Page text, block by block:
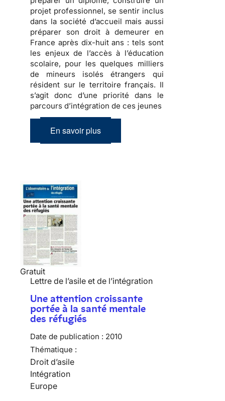
projet professionnel, se sentir inclus
dans la société d’accueil mais aussi
préparer son droit à demeurer en
France après dix-huit ans : tels sont
les enjeux de l’accès à l’éducation
scolaire, pour les quelques milliers
de mineurs isolés étrangers qui
résident sur le territoire français. Il
s’agit donc d’une priorité dans le
parcours d’intégration de ces jeunes
En savoir plus
Gratuit
Lettre de l’asile et de l’intégration
Une attention croissante
portée à la santé mentale
des réfugiés
Date de publication : 2010
Thématique :
Droit d’asile
Intégration
Europe